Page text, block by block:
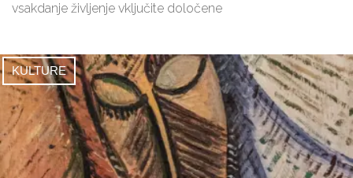
vsakdanje življenje vključite določene
KULTURE